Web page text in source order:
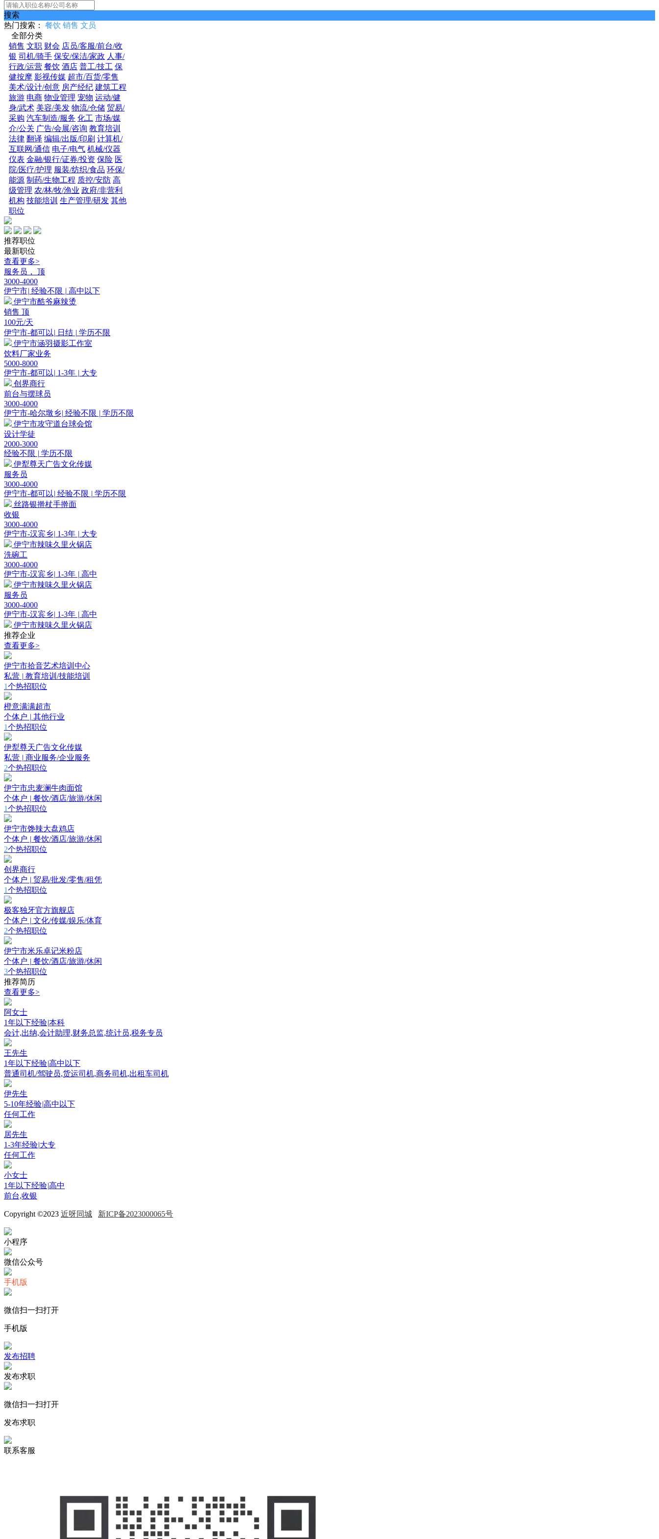
搜索
热门搜索：
餐饮 销售 文员
全部分类
销售 文职 财会 店员/客服/前台/收
银 司机/骑手 保安/保洁/家政 人事/
行政/运营 餐饮 酒店 普工/技工 保
健按摩 影视传媒 超市/百货/零售
美术/设计/创意 房产经纪 建筑工程
旅游 电商 物业管理 宠物 运动/健
身/武术 美容/美发 物流/仓储 贸易/
采购 汽车制造/服务 化工 市场/媒
介/公关 广告/会展/咨询 教育培训
法律 翻译 编辑/出版/印刷 计算机/
互联网/通信 电子/电气 机械/仪器
仪表 金融/银行/证券/投资 保险 医
院/医疗/护理 服装/纺织/食品 环保/
能源 制药/生物工程 质控/安防 高
级管理 农/林/牧/渔业 政府/非营利
机构 技能培训 生产管理/研发 其他
职位
推荐职位
最新职位
查看更多>
服务员， 顶
3000-4000
伊宁市| 经验不限 | 高中以下
伊宁市酷爷麻辣烫
销售 顶
100元/天
伊宁市-都可以 | 日结 | 学历不限
伊宁市涵羽摄影工作室
饮料厂家业务
5000-8000
伊宁市-都可以 | 1-3年 | 大专
创界商行
前台与摆球员
3000-4000
伊宁市-哈尔墩乡| 经验不限 | 学历不限
伊宁市攻守道台球会馆
设计学徒
2000-3000
经验不限 | 学历不限
伊犁尊天广告文化传媒
服务员
3000-4000
伊宁市-都可以 | 经验不限 | 学历不限
丝路银擀杖手擀面
收银
3000-4000
伊宁市-汉宾乡| 1-3年 | 大专
伊宁市辣味久里火锅店
洗碗工
3000-4000
伊宁市-汉宾乡| 1-3年 | 高中
伊宁市辣味久里火锅店
服务员
3000-4000
伊宁市-汉宾乡| 1-3年 | 高中
伊宁市辣味久里火锅店
推荐企业
查看更多>
伊宁市拾音艺术培训中心
私营 | 教育培训/技能培训
1个热招职位
橙意满满超市
个体户 | 其他行业
1个热招职位
伊犁尊天广告文化传媒
私营 | 商业服务/企业服务
2个热招职位
伊宁市忠麦澜牛肉面馆
个体户 | 餐饮/酒店/旅游/休闲
1个热招职位
伊宁市馋辣大盘鸡店
个体户 | 餐饮/酒店/旅游/休闲
2个热招职位
创界商行
个体户 | 贸易/批发/零售/租凭
1个热招职位
极客独牙官方旗舰店
个体户 | 文化/传媒/娱乐/体育
2个热招职位
伊宁市米乐卓记米粉店
个体户 | 餐饮/酒店/旅游/休闲
3个热招职位
推荐简历
查看更多>
阿女士
1年以下经验|本科
会计,出纳,会计助理,财务总监,统计员,税务专员
王先生
1年以下经验|高中以下
普通司机/驾驶员,货运司机,商务司机,出租车司机
伊先生
5-10年经验|高中以下
任何工作
居先生
1-3年经验|大专
任何工作
小女士
1年以下经验|高中
前台,收银
Copyright ©2023 近呀同城 新ICP备2023000065号
小程序
微信公众号
手机版
微信扫一扫打开
手机版
发布招聘
发布求职
微信扫一扫打开
发布求职
联系客服